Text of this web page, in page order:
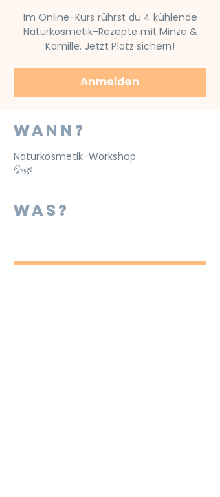
Im Online-Kurs rührst du 4 kühlende
Naturkosmetik-Rezepte mit Minze &
Kamille. Jetzt Platz sichern!
Anmelden
Wann?
Naturkosmetik-Workshop
💦🌿
Was?